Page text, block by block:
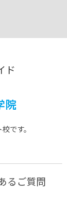
ド
です。
るご質問